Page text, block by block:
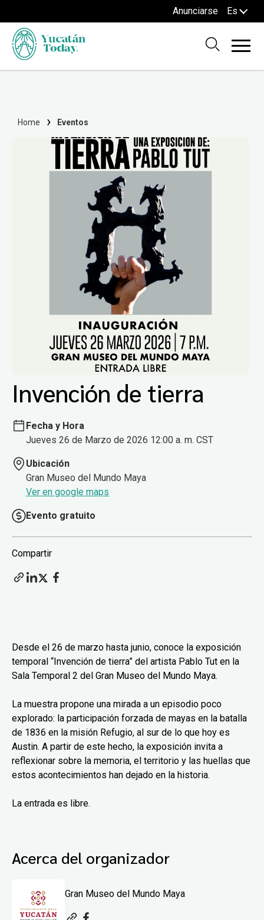
Anunciarse Es
Home Eventos
Invención de tierra
Fecha y Hora
Jueves 26 de Marzo de 2026 12:00 a. m. CST
Ubicación
Gran Museo del Mundo Maya
Ver en google maps
Evento gratuito
Compartir
Desde el 26 de marzo hasta junio, conoce la exposición
temporal “Invención de tierra” del artista Pablo Tut en la
Sala Temporal 2 del Gran Museo del Mundo Maya.
La muestra propone una mirada a un episodio poco
explorado: la participación forzada de mayas en la batalla
de 1836 en la misión Refugio, al sur de lo que hoy es
Austin. A partir de este hecho, la exposición invita a
reflexionar sobre la memoria, el territorio y las huellas que
estos acontecimientos han dejado en la historia.
La entrada es libre.
Acerca del organizador
Gran Museo del Mundo Maya